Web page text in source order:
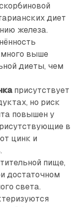
диет
железа.
выше
диеты, чем
присутствует
но риск
повышен у
в
цинк и
пище,
достаточном
света.